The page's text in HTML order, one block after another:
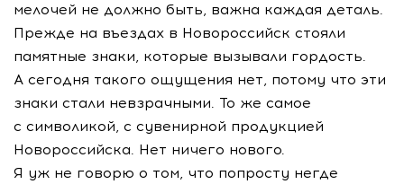
мелочей не должно быть, важна каждая деталь.
Прежде на въездах в Новороссийск стояли
памятные знаки, которые вызывали гордость.
А сегодня такого ощущения нет, потому что эти
знаки стали невзрачными. То же самое
с символикой, с сувенирной продукцией
Новороссийска. Нет ничего нового.
Я уж не говорю о том, что попросту негде